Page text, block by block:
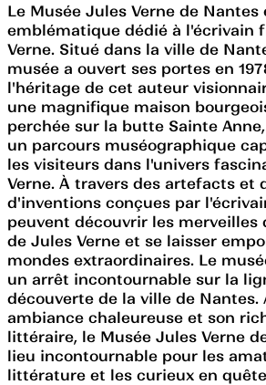
Le Musée Jules Verne de Nantes
emblématique dédié à l'écrivain
Verne. Situé dans la ville de
musée a ouvert ses portes en
l'héritage de cet auteur
une magnifique maison
perchée sur la butte Sainte
un parcours muséographique
les visiteurs dans l'univers
Verne. À travers des artefacts et
d'inventions conçues par
peuvent découvrir les merveilles
de Jules Verne et se laisser
mondes extraordinaires. Le
un arrêt incontournable sur la
découverte de la ville de Nantes.
ambiance chaleureuse et son
littéraire, le Musée Jules Verne
lieu incontournable pour les
littérature et les curieux en